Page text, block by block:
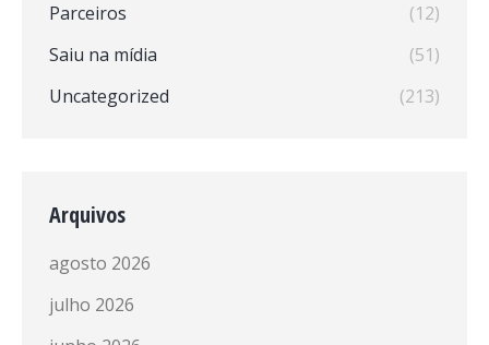
Parceiros
(12)
Saiu na mídia
(51)
Uncategorized
(213)
Arquivos
agosto 2026
julho 2026